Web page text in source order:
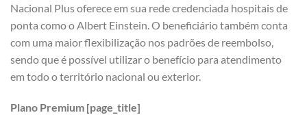
Nacional Plus oferece em sua rede credenciada hospitais de
ponta como o Albert Einstein. O beneficiário também conta
com uma maior flexibilização nos padrões de reembolso,
sendo que é possível utilizar o benefício para atendimento
em todo o território nacional ou exterior.
Plano Premium [page_title]